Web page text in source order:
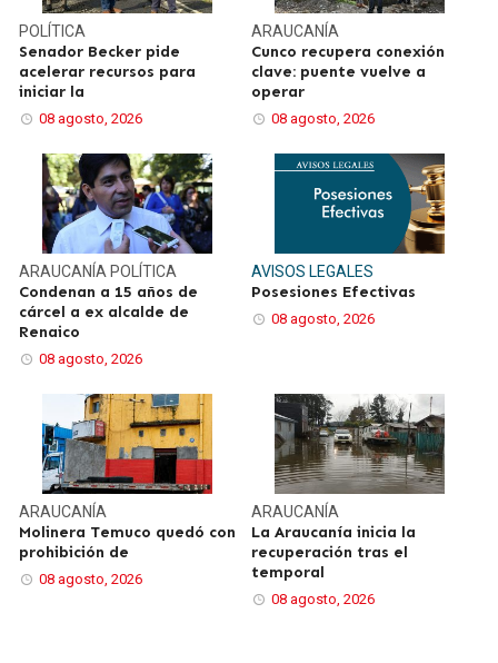
POLÍTICA
Senador Becker pide
acelerar recursos para
iniciar la
08 agosto, 2026
ARAUCANÍA
Cunco recupera conexión
clave: puente vuelve a
operar
08 agosto, 2026
ARAUCANÍA POLÍTICA
Condenan a 15 años de
cárcel a ex alcalde de
Renaico
08 agosto, 2026
AVISOS LEGALES
Posesiones Efectivas
08 agosto, 2026
ARAUCANÍA
Molinera Temuco quedó con
prohibición de
08 agosto, 2026
ARAUCANÍA
La Araucanía inicia la
recuperación tras el
temporal
08 agosto, 2026